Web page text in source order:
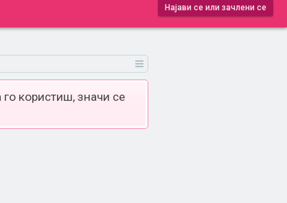
Најави се или зачлени се
користиш, значи се